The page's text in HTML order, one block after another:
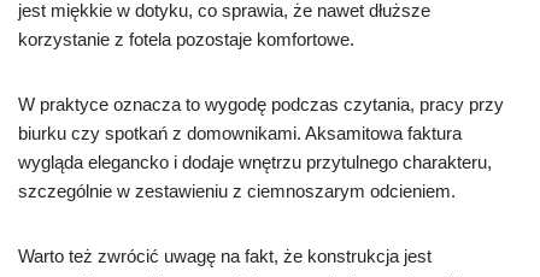
jest miękkie w dotyku, co sprawia, że nawet dłuższe
korzystanie z fotela pozostaje komfortowe.
W praktyce oznacza to wygodę podczas czytania, pracy przy
biurku czy spotkań z domownikami. Aksamitowa faktura
wygląda elegancko i dodaje wnętrzu przytulnego charakteru,
szczególnie w zestawieniu z ciemnoszarym odcieniem.
Warto też zwrócić uwagę na fakt, że konstrukcja jest